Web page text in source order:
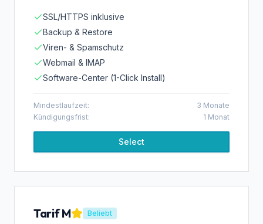
SSL/HTTPS inklusive
Backup & Restore
Viren- & Spamschutz
Webmail & IMAP
Software-Center (1-Click Install)
Mindestlaufzeit: 3 Monate
Kündigungsfrist:
1 Monat
Select
Tarif M Beliebt